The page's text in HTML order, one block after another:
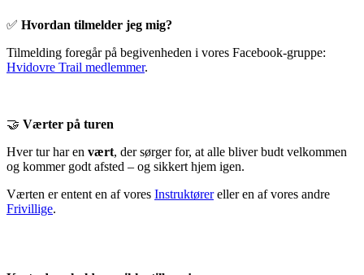
✅ Hvordan tilmelder jeg mig?
Tilmelding foregår på begivenheden i vores Facebook-gruppe:
Hvidovre Trail medlemmer.
🤝 Værter på turen
Hver tur har en vært, der sørger for, at alle bliver budt velkommen
og kommer godt afsted – og sikkert hjem igen.
Værten er entent en af vores Instruktørereller en af vores andre
Frivillige.